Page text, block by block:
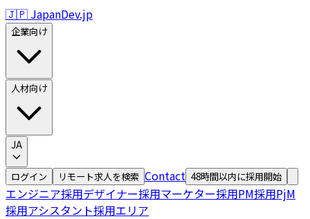
🇯🇵 JapanDev.jp
企業向け
人材向け
JA
ログイン リモート求人を検索 Contact 48時間以内に採用開始
エンジニア採用デザイナー採用マーケター採用PM採用PjM
採用アシスタント採用エリア